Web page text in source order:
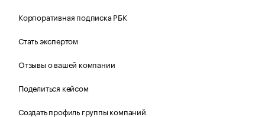
Корпоративная подписка РБК
Стать экспертом
Отзывы о вашей компании
Поделиться кейсом
Создать профиль группы компаний